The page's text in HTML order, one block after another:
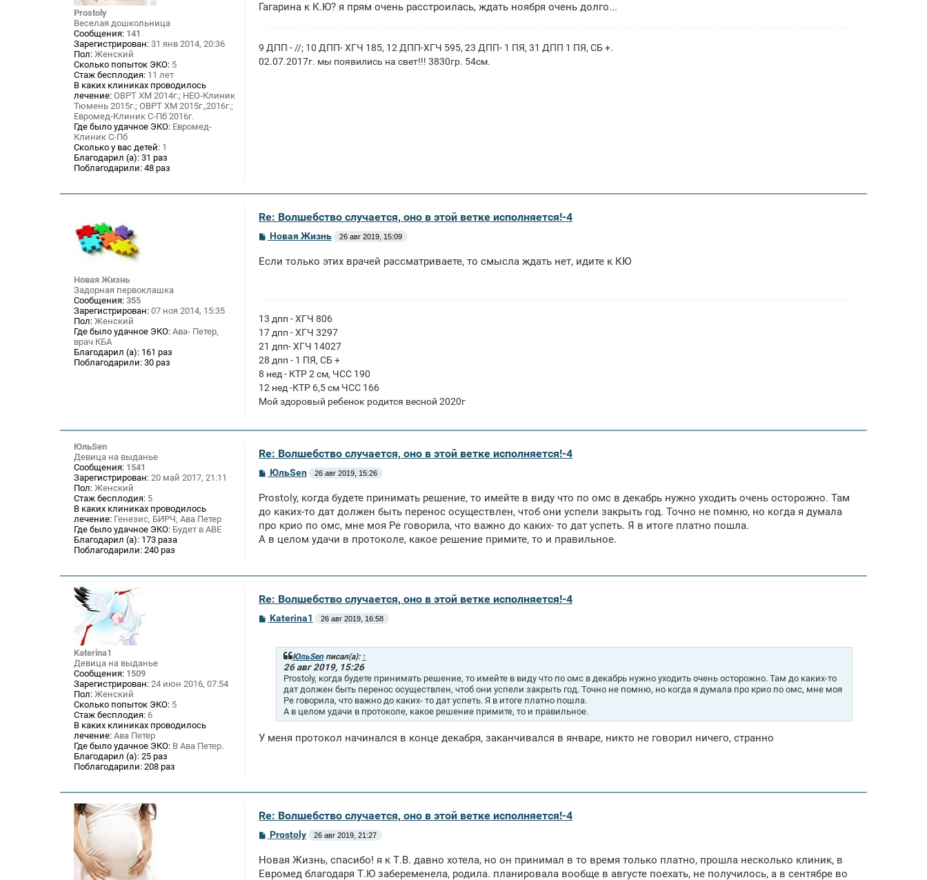
Prostoly
Веселая дошкольница
Сообщения: 141
Зарегистрирован: 31 янв 2014, 20:36
Пол: Женский
Сколько попыток ЭКО: 5
Стаж бесплодия: 11 лет
В каких клиниках проводилось
лечение: ОВРТ ХМ 2014г.; НЕО-Клиник
Тюмень 2015г.; ОВРТ ХМ 2015г.,2016г.;
Евромед-Клиник С-Пб 2016г.
Где было удачное ЭКО: Евромед-
Клиник С-Пб
Сколько у вас детей: 1
Благодарил (а): 31 раз
Поблагодарили: 48 раз
н
Гагарина к К.Ю? я прям очень расстроилась, ждать ноября очень долго...
9 ДПП - //; 10 ДПП- ХГЧ 185, 12 ДПП-ХГЧ 595, 23 ДПП- 1 ПЯ, 31 ДПП 1 ПЯ, СБ +.
02.07.2017г. мы появились на свет!!! 3830гр. 54см.
Новая Жизнь
Задорная первоклашка
Сообщения: 355
Зарегистрирован: 07 ноя 2014, 15:35
Пол: Женский
Где было удачное ЭКО: Ава- Петер,
врач КБА
Благодарил (а): 161 раз
Поблагодарили: 30 раз
Re: Волшебство случается, оно в этой ветке исполняется!-4
С
б
Новая Жизнь 26 авг 2019, 15:09
Если только этих врачей рассматриваете, то смысла ждать нет, идите к КЮ
13 дпп - ХГЧ 806
17 дпп - ХГЧ 3297
21 дпп- ХГЧ 14027
28 дпп - 1 ПЯ, СБ +
8 нед - КТР 2 см, ЧСС 190
12 нед -КТР 6,5 см ЧСС 166
Мой здоровый ребенок родится весной 2020г
ЮльSen
Девица на выданье
Сообщения: 1541
Зарегистрирован: 20 май 2017, 21:11
Пол: Женский
Стаж бесплодия: 5
В каких клиниках проводилось
лечение: Генезис, БИРЧ, Ава Петер
Где было удачное ЭКО: Будет в АВЕ
Благодарил (а): 173 раза
Поблагодарили: 240 раз
Re: Волшебство случается, оно в этой ветке исполняется!-4
С
б
щ
н
и
ЮльSen 26 авг 2019, 15:26
Prostoly, когда будете принимать решение, то имейте в виду что по омс в декабрь нужно уходить очень осторожно. Там
до каких-то дат должен быть перенос осуществлен, чтоб они успели закрыть год. Точно не помню, но когда я думала
про крио по омс, мне моя Ре говорила, что важно до каких- то дат успеть. Я в итоге платно пошла.
А в целом удачи в протоколе, какое решение примите, то и правильное.
Katerina1
Девица на выданье
Сообщения: 1509
Зарегистрирован: 24 июн 2016, 07:54
Пол: Женский
Сколько попыток ЭКО: 5
Стаж бесплодия: 6
В каких клиниках проводилось
лечение: Ава Петер
Где было удачное ЭКО: В Ава Петер.
Благодарил (а): 25 раз
Поблагодарили: 208 раз
Re: Волшебство случается, оно в этой ветке исполняется!-4
СKaterina1 26 авг 2019, 16:58
ЮльSenписал(а): ↑
26 авг 2019, 15:26
Prostoly, когда будете принимать решение, то имейте в виду что по омс в декабрь нужно уходить очень осторожно. Там до каких-то
дат должен быть перенос осуществлен, чтоб они успели закрыть год. Точно не помню, но когда я думала про крио по омс, мне моя
Ре говорила, что важно до каких- то дат успеть. Я в итоге платно пошла.
А в целом удачи в протоколе, какое решение примите, то и правильное.
У меня протокол начинался в конце декабря, заканчивался в январе, никто не говорил ничего, странно
Re: Волшебство случается, оно в этой ветке исполняется!-4
С
б
щ
Prostoly 26 авг 2019, 21:27
Новая Жизнь, спасибо! я к Т.В. давно хотела, но он принимал в то время только платно, прошла несколько клиник, в
Евромед благодаря Т.Ю забеременела, родила. планировала вообще в августе поехать, не получилось, а в сентябре во